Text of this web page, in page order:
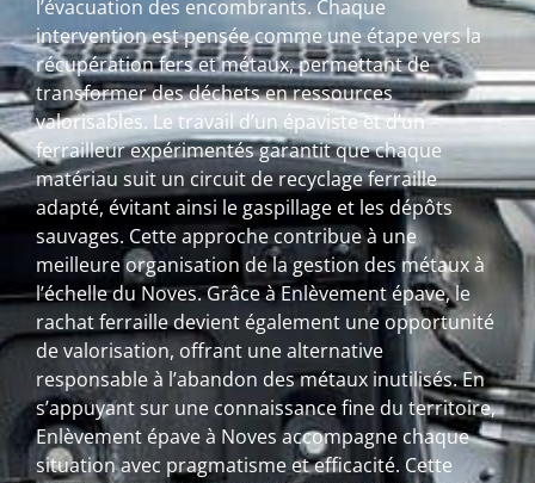
l’évacuation des encombrants. Chaque
intervention est pensée comme une étape vers la
récupération fers et métaux, permettant de
transformer des déchets en ressources
valorisables. Le travail d’un épaviste et d’un
ferrailleur expérimentés garantit que chaque
matériau suit un circuit de recyclage ferraille
adapté, évitant ainsi le gaspillage et les dépôts
sauvages. Cette approche contribue à une
meilleure organisation de la gestion des métaux à
l’échelle du Noves. Grâce à Enlèvement épave, le
rachat ferraille devient également une opportunité
de valorisation, offrant une alternative
responsable à l’abandon des métaux inutilisés. En
s’appuyant sur une connaissance fine du territoire,
Enlèvement épave à Noves accompagne chaque
situation avec pragmatisme et efficacité. Cette